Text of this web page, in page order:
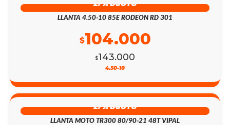
27% DSCTO
LLANTA 4.50-10 85E RODEON RD 301
$143.000
$104.000
4.50-10
27% DSCTO
LLANTA MOTO TR300 80/90-21 48T VIPAL